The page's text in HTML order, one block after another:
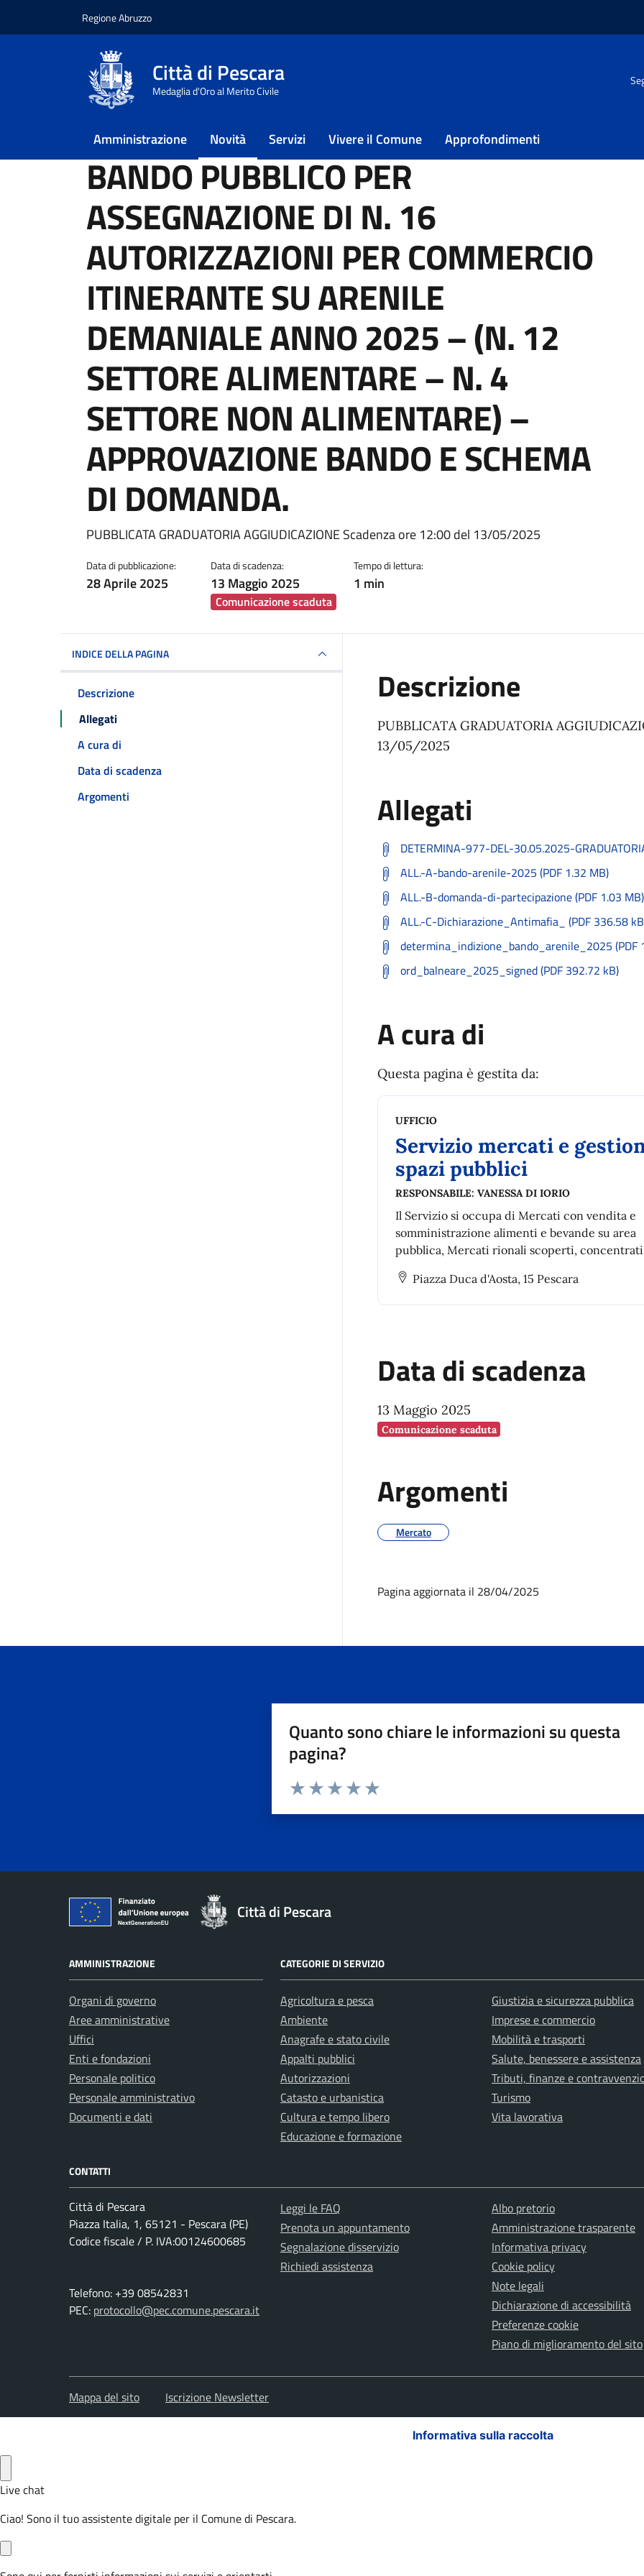
Regione Abruzzo
Città di Pescara
Medaglia d'Oro al Merito Civile
Amministrazione Novità Servizi Vivere il Comune Approfondimenti
Home / Novità / Bandi
/ BANDO PUBBLICO PER ASSEGNAZIONE DI N. 16 AUTORIZZAZIONI PER COMMERCIO ITINERANTE SU
ALIMENTARE – N. 4 SETTORE NON ALIMENTARE) – APPROVAZIONE BANDO E SCHEMA DI DOMANDA.
BANDO PUBBLICO PER
ASSEGNAZIONE DI N. 16
AUTORIZZAZIONI PER COMMERCIO
ITINERANTE SU ARENILE
DEMANIALE ANNO 2025 – (N. 12
SETTORE ALIMENTARE – N. 4
SETTORE NON ALIMENTARE) –
APPROVAZIONE BANDO E SCHEMA
DI DOMANDA.
Dettagli della notizia
PUBBLICATA GRADUATORIA AGGIUDICAZIONE Scadenza ore 12:00 del 13/05/2025
Data di pubblicazione:
28 Aprile 2025
Data di scadenza:
13 Maggio 2025
Comunicazione scaduta
Tempo di lettura:
1 min
INDICE DELLA PAGINA
Descrizione
Allegati
A cura di
Data di scadenza
Argomenti
Descrizione
PUBBLICATA GRADUATORIA
13/05/2025
Allegati
DETERMINA-977-DEL-30.05.2025-
ALL.-A-bando-arenile-2025 (PDF 1.32 MB)
ALL.-B-domanda-di-partecipazione (PDF 1.03 MB)
ALL.-C-Dichiarazione_Antimafia_ (PDF 336.58
determina_indizione_bando_arenile_2025 (PDF
ord_balneare_2025_signed (PDF 392.72 kB)
A cura di
Questa pagina è gestita da:
UFFICIO
Servizio mercati e
spazi pubblici
RESPONSABILE: VANESSA DI IORIO
Il Servizio si occupa di Mercati con vendita e
somministrazione alimenti e bevande su area
pubblica, Mercati rionali scoperti, concentrati
l’assegnazione spazi per commercio su area
Piazza Duca d'Aosta, 15 Pescara
Data di scadenza
13 Maggio 2025
Comunicazione scaduta
Argomenti
Mercato
Pagina aggiornata il 28/04/2025
Quanto sono chiare le informazioni su questa
pagina?
Città di Pescara
AMMINISTRAZIONE
Organi di governo
Aree amministrative
Uffici
Enti e fondazioni
Personale politico
Personale amministrativo
Documenti e dati
CATEGORIE DI SERVIZIO
Agricoltura e pesca
Ambiente
Anagrafe e stato civile
Appalti pubblici
Autorizzazioni
Catasto e urbanistica
Cultura e tempo libero
Educazione e formazione
Giustizia e sicurezza pubblica
Imprese e commercio
Mobilità e trasporti
Salute, benessere e assistenza
Tributi, finanze e
Turismo
Vita lavorativa
CONTATTI
Città di Pescara
Piazza Italia, 1, 65121 - Pescara (PE)
Codice fiscale / P. IVA:00124600685
Telefono: +39 08542831
PEC: protocollo@pec.comune.pescara.it
Leggi le FAQ
Prenota un appuntamento
Segnalazione disservizio
Richiedi assistenza
Albo pretorio
Amministrazione trasparente
Informativa privacy
Cookie policy
Note legali
Dichiarazione di accessibilità
Preferenze cookie
Piano di miglioramento del sito
Mappa del sito Iscrizione Newsletter
Informativa sulla raccolta